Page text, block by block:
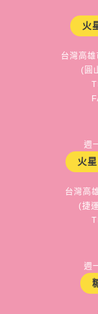
火
台灣高
(圓
週
火
台灣高
(捷
週